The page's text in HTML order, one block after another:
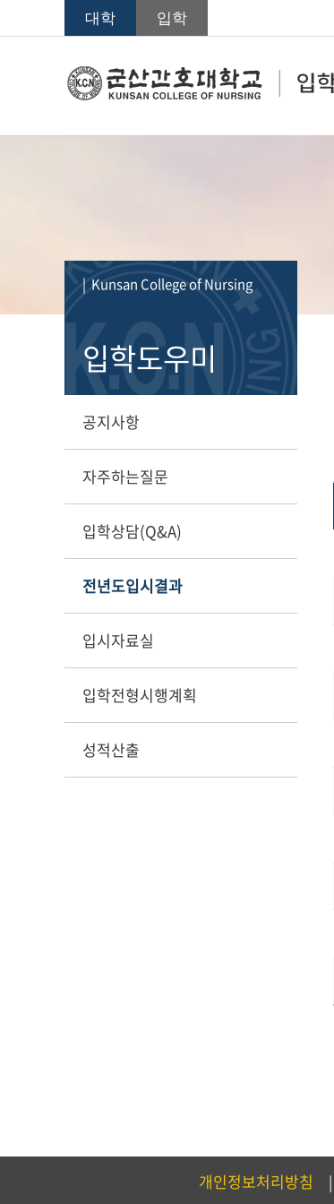
대학 입학
| Kunsan College of Nursing
입학도우미
공지사항
자주하는질문
입학상담(Q&A)
전년도입시결과
입시자료실
입학전형시행계획
성적산출
개인정보처리방침 |